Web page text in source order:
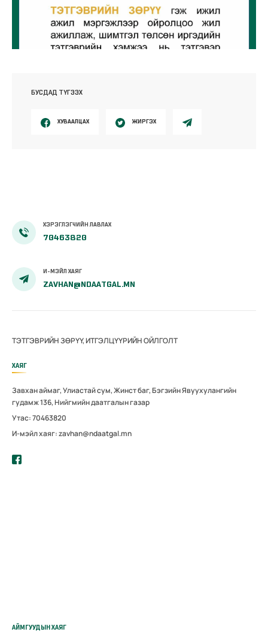
БУСДАД ТҮГЭЭХ
ХУВААЛЦАХ ЖИРГЭХ
ХЭРЭГЛЭГЧИЙН ЛАВЛАХ
70463820
И-МЭЙЛ ХАЯГ
ZAVHAN@NDAATGAL.MN
ТЭТГЭВРИЙН ЗӨРҮҮ, ИТГЭЛЦҮҮРИЙН ОЙЛГОЛТ
ХАЯГ
Завхан аймаг, Улиастай сум, Жинст баг, Бэгзийн Явуухулангийн
гудамж 136, Нийгмийн даатгалын газар
Утас: 70463820
И-мэйл хаяг: zavhan@ndaatgal.mn
АЙМГУУДЫН ХАЯГ